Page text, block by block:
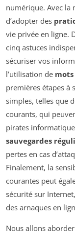
numérique. Avec la
d’adopter des
vie privée en ligne.
cinq astuces
sécuriser vos
l’utilisation de
premières étapes à
simples, telles que
courants, qui
pirates
sauvegardes
pertes en cas
Finalement, la
courantes peut
sécurité sur
des arnaques en
Nous allons